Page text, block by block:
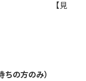
【見
の方のみ）